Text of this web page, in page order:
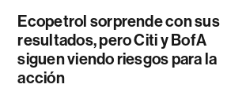
Ecopetrol sorprende con sus
resultados, pero Citi y BofA
siguen viendo riesgos para la
acción